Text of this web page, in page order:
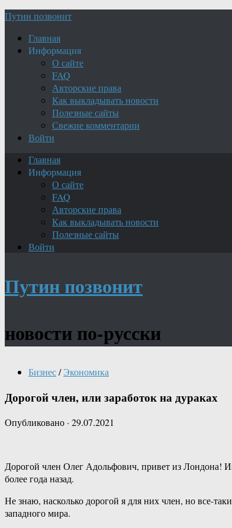
Путин позвонит
Главная
Информация
О сайте
FAQ
Авторские права
Как выкладывать новости
Полезные сайты
Свежие комментарии
Войти
Главная
Информация
О сайте
FAQ
Авторские права
Как выкладывать новости
Полезные сайты
Войти
Путин позвонит
новости по-русски
Бизнес/ Экономика
Дорогой член, или заработок на дураках
Опубликовано · 29.07.2021
Дорогой член Олег Адольфович, привет из Лондона!
более года назад.
Не знаю, насколько дорогой я для них член, но все-
западного мира.